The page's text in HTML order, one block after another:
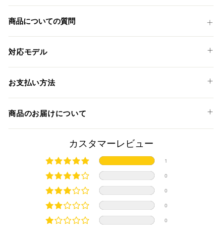
ェ
る
稿
商品についての質問
対応モデル
TRIUMPH
SPEED TRIPLE 1200 RS '21-25
SPEED TRIPLE 1200 RR '22-24
お支払い方法
クレジットカード
上記クレジットカードをご利用頂けます。
分割払い、リボ払い、3Dセキュア対応カードをご利用の
際は、『クレジットカード決済(3Dセキュア) - SBPS』を
ご選択ください。
商品発送時に決済完了となります。
対応支払回数について以下の通りです。
商品のお届けについて
商品発送までの日数について
ご希望商品の在庫状況により異なります。 詳しくは該当商品
ページよりご希望のカラー、材質等(オプションがある場合)を
選択後に表示される納期をご確認ください。
国内在庫ありの場合
・平日16時までのご注文、お支払い完了で即日発送いたしま
カスタマーレビュー
1
0
0
0
0